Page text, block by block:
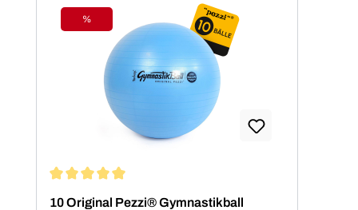
Rabatt
%
10 Original Pezzi® Gymnastikball